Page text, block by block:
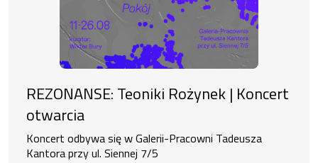
REZONANSE: Teoniki Rożynek | Koncert
otwarcia
Koncert odbywa się w Galerii-Pracowni Tadeusza
Kantora przy ul. Siennej 7/5